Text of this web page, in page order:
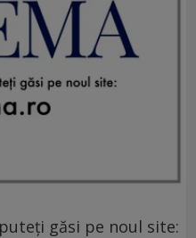
găsi pe noul site: